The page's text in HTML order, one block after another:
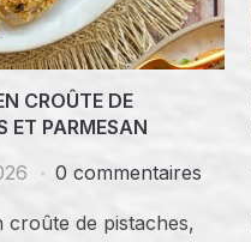
CROÛTE DE
ET PARMESAN
0 commentaires
croûte de pistaches,